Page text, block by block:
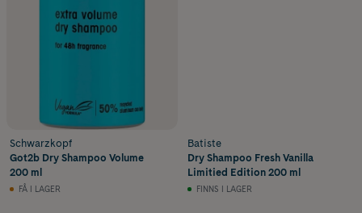
Schwarzkopf
Got2b Dry Shampoo Volume
200 ml
FÅ I LAGER
Batiste
Dry Shampoo Fresh Vanilla
Limitied Edition 200 ml
FINNS I LAGER